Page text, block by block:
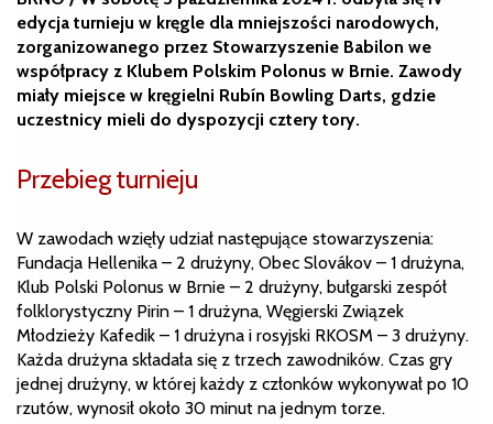
edycja turnieju w kręgle dla mniejszości narodowych,
zorganizowanego przez Stowarzyszenie Babilon we
współpracy z Klubem Polskim Polonus w Brnie. Zawody
miały miejsce w kręgielni Rubín Bowling Darts, gdzie
uczestnicy mieli do dyspozycji cztery tory.
Przebieg turnieju
W zawodach wzięły udział następujące stowarzyszenia:
Fundacja Hellenika – 2 drużyny, Obec Slovákov – 1 drużyna,
Klub Polski Polonus w Brnie – 2 drużyny, bułgarski zespół
folklorystyczny Pirin – 1 drużyna, Węgierski Związek
Młodzieży Kafedik – 1 drużyna i rosyjski RKOSM – 3 drużyny.
Każda drużyna składała się z trzech zawodników. Czas gry
jednej drużyny, w której każdy z członków wykonywał po 10
rzutów, wynosił około 30 minut na jednym torze.